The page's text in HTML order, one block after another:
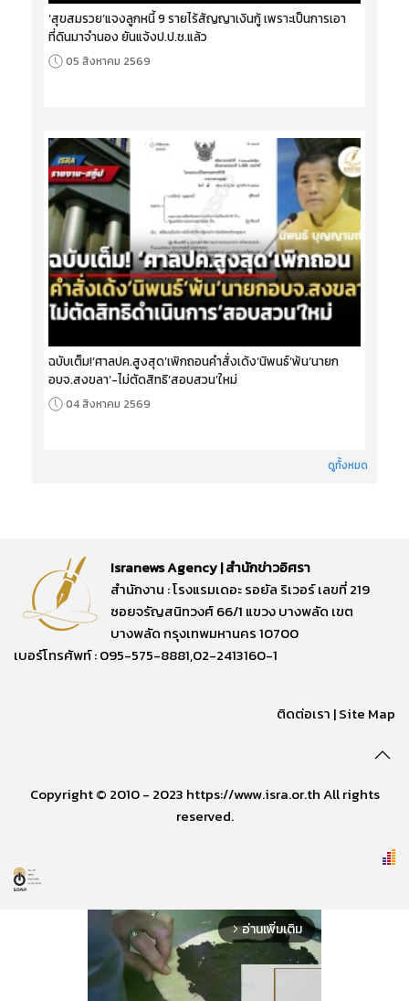
‘สุขสมรวย’แจงลูกหนี้ 9 รายไร้สัญญาเงินกู้ เพราะเป็นการเอา
ที่ดินมาจำนอง ยันแจ้งป.ป.ช.แล้ว
05 สิงหาคม 2569
ฉบับเต็ม!‘ศาลปค.สูงสุด’เพิกถอนคำสั่งเด้ง‘นิพนธ์’พ้น‘นายก
อบจ.สงขลา’-ไม่ตัดสิทธิ‘สอบสวน’ใหม่
04 สิงหาคม 2569
ดูทั้งหมด
Isranews Agency | สำนักข่าวอิศรา
สำนักงาน : โรงแรมเดอะ รอยัล ริเวอร์ เลขที่ 219
ซอยจรัญสนิทวงศ์ 66/1 แขวง บางพลัด เขต
บางพลัด กรุงเทพมหานคร 10700
เบอร์โทรศัพท์ : 095-575-8881,02-2413160-1
ติดต่อเรา |Site Map
Copyright © 2010 - 2023 https://www.isra.or.th All rights
reserved.
arrow_forward_ios อ่านเพิ่มเติม